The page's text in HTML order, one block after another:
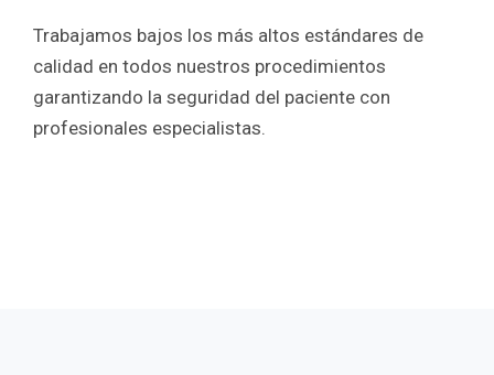
Trabajamos bajos los más altos estándares de
calidad en todos nuestros procedimientos
garantizando la seguridad del paciente con
profesionales especialistas.